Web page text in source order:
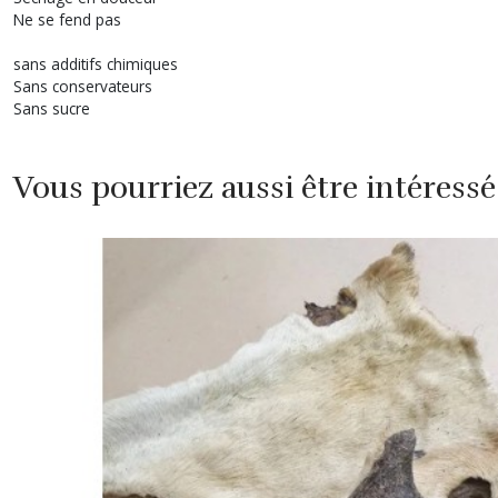
Ne se fend pas
sans additifs chimiques
Sans conservateurs
Sans sucre
Vous pourriez aussi être